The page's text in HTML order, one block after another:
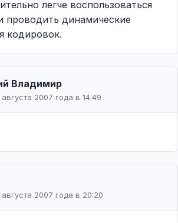
легче воспользоваться
проводить динамические
кодировок.
Владимир
2007 года в 14:49
2007 года в 20:20